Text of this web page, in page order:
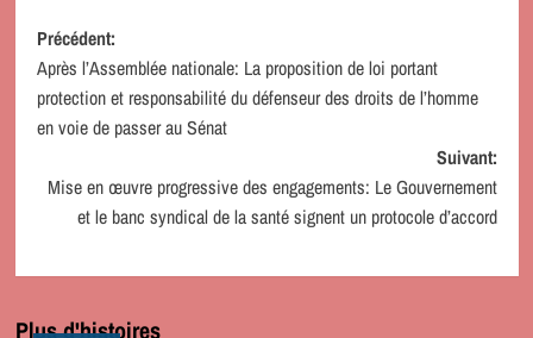
Navigation
d’article
Précédent:
Après l’Assemblée nationale: La proposition de loi portant
protection et responsabilité du défenseur des droits de l’homme
en voie de passer au Sénat
Suivant:
Mise en œuvre progressive des engagements: Le Gouvernement
et le banc syndical de la santé signent un protocole d’accord
Plus d'histoires